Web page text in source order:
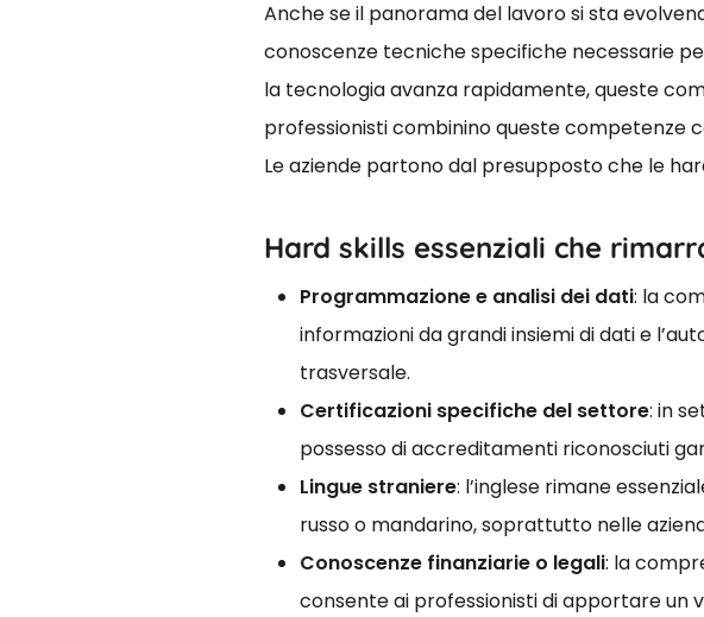
Anche se il panorama del lavoro si sta
conoscenze tecniche specifiche necessarie
la tecnologia avanza rapidamente, queste
professionisti combinino queste competenze
Le aziende partono dal presupposto che le
Hard skills essenziali che
Programmazione e analisi dei dati: la
informazioni da grandi insiemi di dati e
trasversale.
Certificazioni specifiche del settore: in
possesso di accreditamenti riconosciuti
Lingue straniere: l’inglese rimane
russo o mandarino, soprattutto nelle
Conoscenze finanziarie o legali: la
consente ai professionisti di apportare un